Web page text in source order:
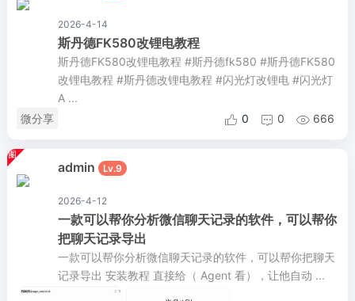
2026-4-14
斯丹德FK580改锂电教程
斯丹德FK580改锂电教程 #斯丹德fk580 #斯丹德FK580
改锂电教程 #斯丹德改锂电教程 #闪光灯改锂电 #闪光灯
A ...
微分享
 0  0  666
admin Lv.9
2026-4-12
一款可以帮你分析微信聊天记录的软件，可以帮你
把聊天记录导出
一款可以帮你分析微信聊天记录的软件，可以帮你把聊天
记录导出 安装教程 直接给（ Agent 看），让他自动 ...